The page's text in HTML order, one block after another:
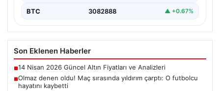
BTC 3082888 ▲ +0.67%
Son Eklenen Haberler
■14 Nisan 2026 Güncel Altın Fiyatları ve Analizleri
■Olmaz denen oldu! Maç sırasında yıldırım çarptı: O futbolcu
hayatını kaybetti